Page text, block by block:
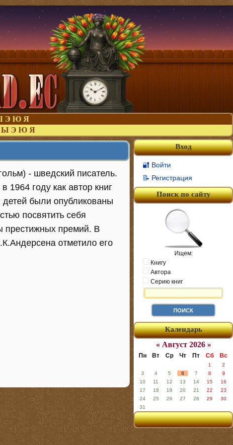
Э Ю Я
Ы Э Ю Я
- шведский писатель.
1964 году как автор книг
были опубликованы
посвятить себя
престижных премий. В
отметило его
Вход
🔐 Войти
📝 Регистрация
Поиск по сайту
Ищем:
Книгу
Автора
Серию книг
Календарь
« Август 2026 »
Пн Вт Ср Чт Пт Сб Вс
1
2
3
4 5 6 7 8
9
10
11 12 13 14 15
16
17
18 19 20 21 22
23
24
25 26 27 28 29
30
31